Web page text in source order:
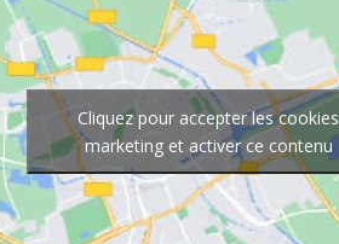
Cliquez pour accepter les cookies
marketing et activer ce contenu